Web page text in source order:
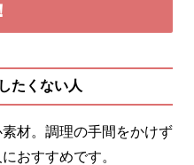
たくない人
材。調理の手間をかけず
おすすめです。